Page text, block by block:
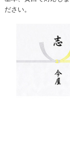
ださい。